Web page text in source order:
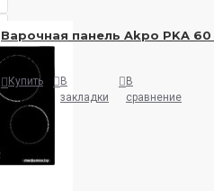
Варочная панель Akpo PKA 60
565 руб.
Купить
В
закладки
В
сравнение